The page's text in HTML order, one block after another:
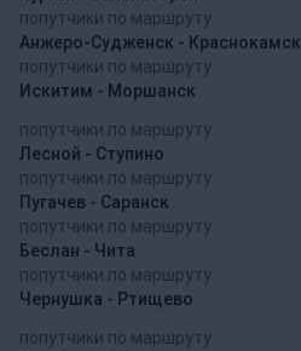
попутчики по маршруту
Анжеро-Судженск - Краснокамск
попутчики по маршруту
Искитим - Моршанск
попутчики по маршруту
Лесной - Ступино
попутчики по маршруту
Пугачев - Саранск
попутчики по маршруту
Беслан - Чита
попутчики по маршруту
Чернушка - Ртищево
попутчики по маршруту